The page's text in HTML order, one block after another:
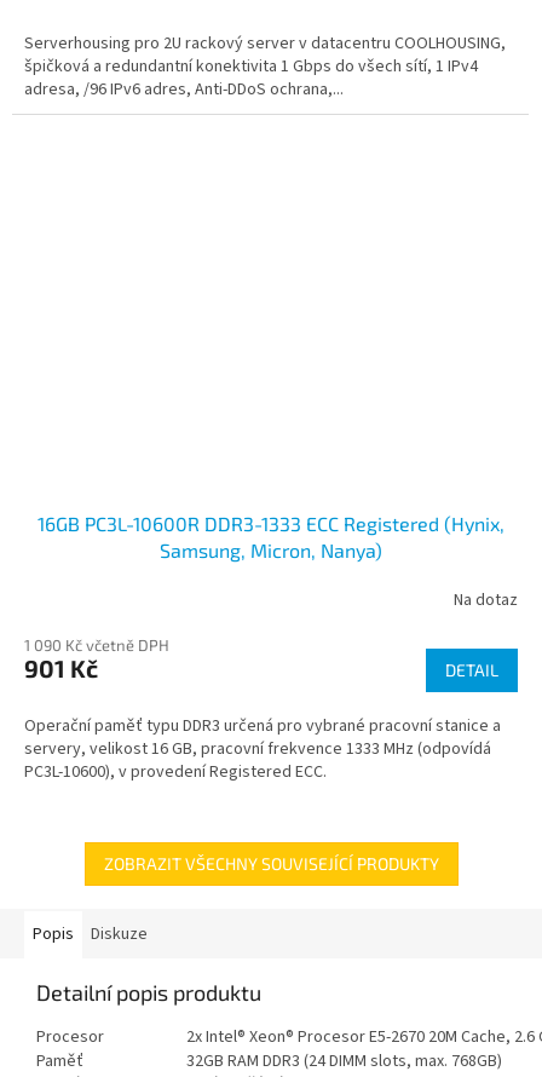
Serverhousing pro 2U rackový server v datacentru COOLHOUSING,
špičková a redundantní konektivita 1 Gbps do všech sítí, 1 IPv4
adresa, /96 IPv6 adres, Anti-DDoS ochrana,...
16GB PC3L-10600R DDR3-1333 ECC Registered (Hynix,
Samsung, Micron, Nanya)
Na dotaz
1 090 Kč včetně DPH
901 Kč DETAIL
Operační paměť typu DDR3 určená pro vybrané pracovní stanice a
servery, velikost 16 GB, pracovní frekvence 1333 MHz (odpovídá
PC3L-10600), v provedení Registered ECC.
ZOBRAZIT VŠECHNY SOUVISEJÍCÍ PRODUKTY
Popis Diskuze
Detailní popis produktu
Procesor
2x Intel® Xeon® Procesor E5-2670 20M Cache, 2.6
Paměť
32GB RAM DDR3 (24 DIMM slots, max. 768GB)